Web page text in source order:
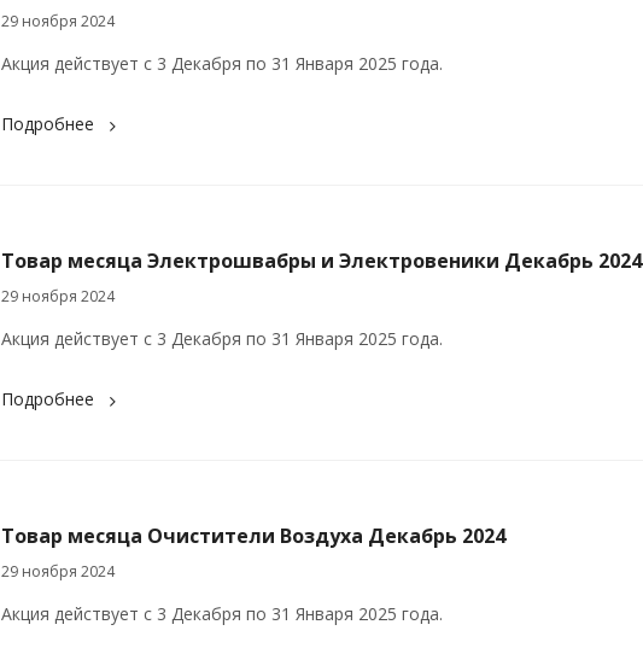
29 ноября 2024
Акция действует с 3 Декабря по 31 Января 2025 года.
Подробнее
Товар месяца Электрошвабры и Электровеники Декабрь 2024
29 ноября 2024
Акция действует с 3 Декабря по 31 Января 2025 года.
Подробнее
Товар месяца Очистители Воздуха Декабрь 2024
29 ноября 2024
Акция действует с 3 Декабря по 31 Января 2025 года.